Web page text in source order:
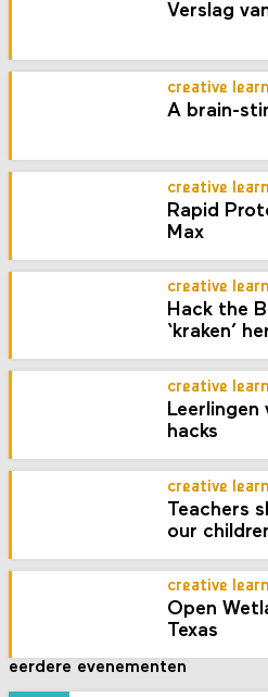
Verslag
creative
A brain-
creative
Rapid
Max
creative
Hack the
‘kraken’
creative
Leerlingen
hacks
creative
Teachers
our
creative
Open
Texas
eerdere evenementen